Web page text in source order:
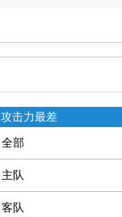
攻击力最差
全部
主队
客队